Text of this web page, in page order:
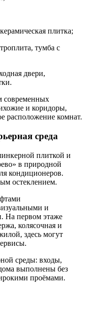
плитка;
тумба с
двери,
современных
и коридоры,
расположение комнат.
среда
плиткой и
в природной
кондиционеров.
остеклением.
и
На первом этаже
колясочная и
здесь могут
среды: входы,
выполнены без
проёмами.